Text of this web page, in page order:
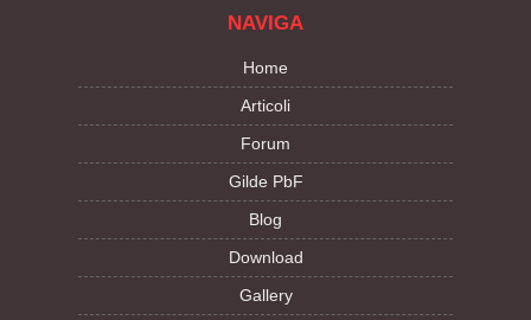
NAVIGA
Home
Articoli
Forum
Gilde PbF
Blog
Download
Gallery